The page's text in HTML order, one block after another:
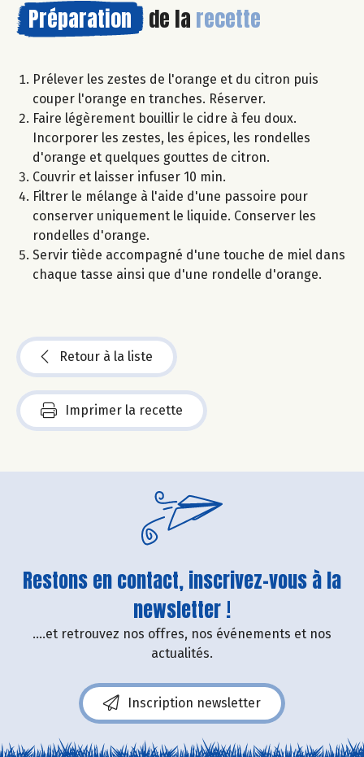
Préparation de la recette
Prélever les zestes de l'orange et du citron puis
couper l'orange en tranches. Réserver.
Faire légèrement bouillir le cidre à feu doux.
Incorporer les zestes, les épices, les rondelles
d'orange et quelques gouttes de citron.
Couvrir et laisser infuser 10 min.
Filtrer le mélange à l'aide d'une passoire pour
conserver uniquement le liquide. Conserver les
rondelles d'orange.
Servir tiède accompagné d'une touche de miel dans
chaque tasse ainsi que d'une rondelle d'orange.
Retour à la liste
Imprimer la recette
Restons en contact, inscrivez-vous à la
newsletter !
....et retrouvez nos offres, nos événements et nos
actualités.
Inscription newsletter